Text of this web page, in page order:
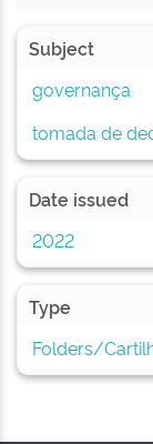
Subject
governança
tomada de
Date issued
2022
Type
Folders/